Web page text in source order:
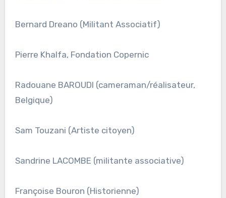
Bernard Dreano (Militant Associatif)
Pierre Khalfa, Fondation Copernic
Radouane BAROUDI (cameraman/réalisateur,
Belgique)
Sam Touzani (Artiste citoyen)
Sandrine LACOMBE (militante associative)
Françoise Bouron (Historienne)